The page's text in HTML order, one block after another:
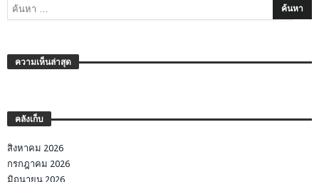
ความเห็นล่าสุด
คลังเก็บ
สิงหาคม 2026
กรกฎาคม 2026
มิถุนายน 2026